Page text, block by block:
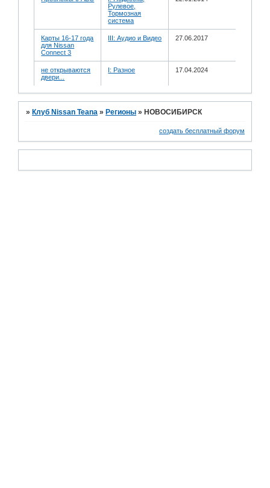
Рулевое,
Тормозная
система
Карты 16-17 года
для Nissan
Connect 3
III: Аудио и Bидео 27.06.2017
не открываются
двери...
I: Разное 17.04.2024
» Клуб Nissan Teana » Регионы » НОВОСИБИРСК
создать бесплатный форум